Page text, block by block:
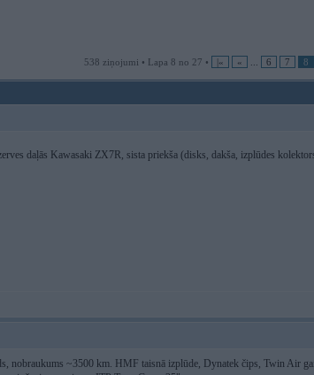
538 ziņojumi • Lapa 8 no 27 • |« « 6 7 8
daļās Kawasaki ZX7R, sista priekša (disks, dakša, izplūdes
nobraukums ~3500 km. HMF taisnā izplūde, Dynatek čips, Twin Air